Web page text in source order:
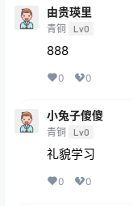
由贵瑛里
青铜 Lv0
888
0 0
小兔子傻傻
青铜 Lv0
礼貌学习
0 0